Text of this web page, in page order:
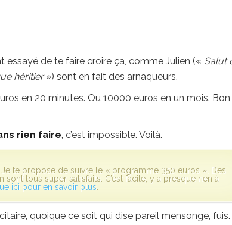
essayé de te faire croire ça, comme Julien (« Salut
héritier») sont en fait des arnaqueurs.
en 20 minutes. Ou 10000 euros en un mois. Bon,
rien faire, c’est impossible. Voilà.
te propose de suivre le « programme 350 euros ». Des
tous super satisfaits. C’est facile, y a presque rien à
ici pour en savoir plus
quoique ce soit qui dise pareil mensonge, fuis.